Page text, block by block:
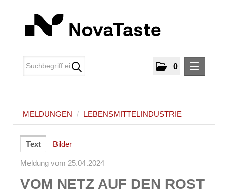
0
MEDIA
ÜBER UNS
KONTAKT
MELDUNGEN / LEBENSMITTELINDUSTRIE
Text Bilder
Meldung vom 25.04.2024
VOM NETZ AUF DEN ROST